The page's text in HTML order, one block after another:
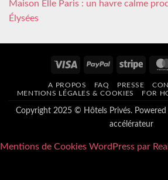
Maison Elle Paris : un havre calme
Élysées
Visa PayPal Stripe
A PROPOS FAQ PRESSE
MENTIONS LÉGALES & COOKIES
FOR
Copyright 2025 © Hôtels Privés. Powered
accélérateur
Mentions de Cookies WordPress par